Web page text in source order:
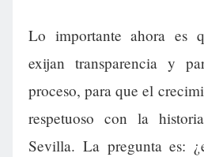
Lo importante ahora es
exijan transparencia y
proceso, para que el
respetuoso con la
Sevilla. La pregunta es: